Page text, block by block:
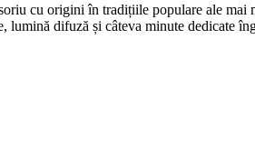
cu origini în tradițiile populare ale
lumină difuză și câteva minute dedicate